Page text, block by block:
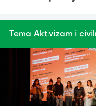
Tema Aktivizam i